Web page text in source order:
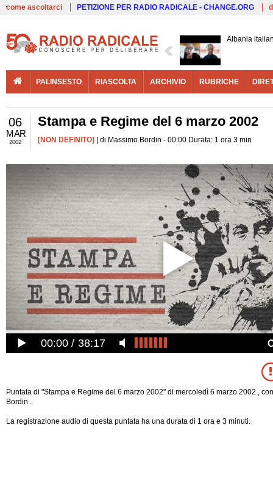
come ascoltarci PETIZIONE PER RADIO RADICALE - CHANGE.ORG
Albania
PALINSESTO RIASCOLTA ARCHIVIO RUBRICHE
06
MAR
2002
Stampa e Regime del 6 marzo 2002
[NON DEFINITO] | di Massimo Bordin - 00:00 Durata: 1 ora 3 min
00:00 38:17
Puntata di "Stampa e Regime del 6 marzo 2002" di mercoledì 6 marzo 2002 ,
Bordin .
La registrazione audio di questa puntata ha una durata di 1 ora e 3 minuti.